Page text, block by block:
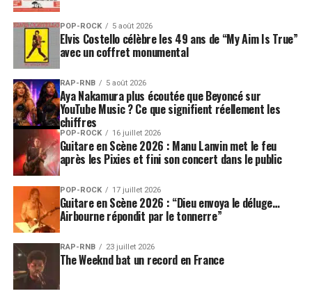
POP-ROCK 5 août 2026
Elvis Costello célèbre les 49 ans de “My Aim Is True”
avec un coffret monumental
RAP-RNB 5 août 2026
Aya Nakamura plus écoutée que Beyoncé sur
YouTube Music ? Ce que signifient réellement les
chiffres
POP-ROCK 16 juillet 2026
Guitare en Scène 2026 : Manu Lanvin met le feu
après les Pixies et fini son concert dans le public
POP-ROCK 17 juillet 2026
Guitare en Scène 2026 : “Dieu envoya le déluge…
Airbourne répondit par le tonnerre”
RAP-RNB 23 juillet 2026
The Weeknd bat un record en France